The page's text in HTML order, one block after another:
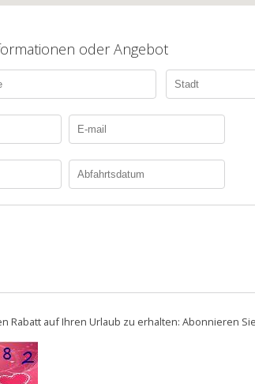
oder Angebot
Rabatt auf Ihren Urlaub zu erhalten: Abonnieren